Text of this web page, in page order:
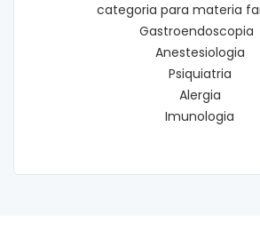
categoria para materia
Gastroendoscopia
Anestesiologia
Psiquiatria
Alergia
Imunologia